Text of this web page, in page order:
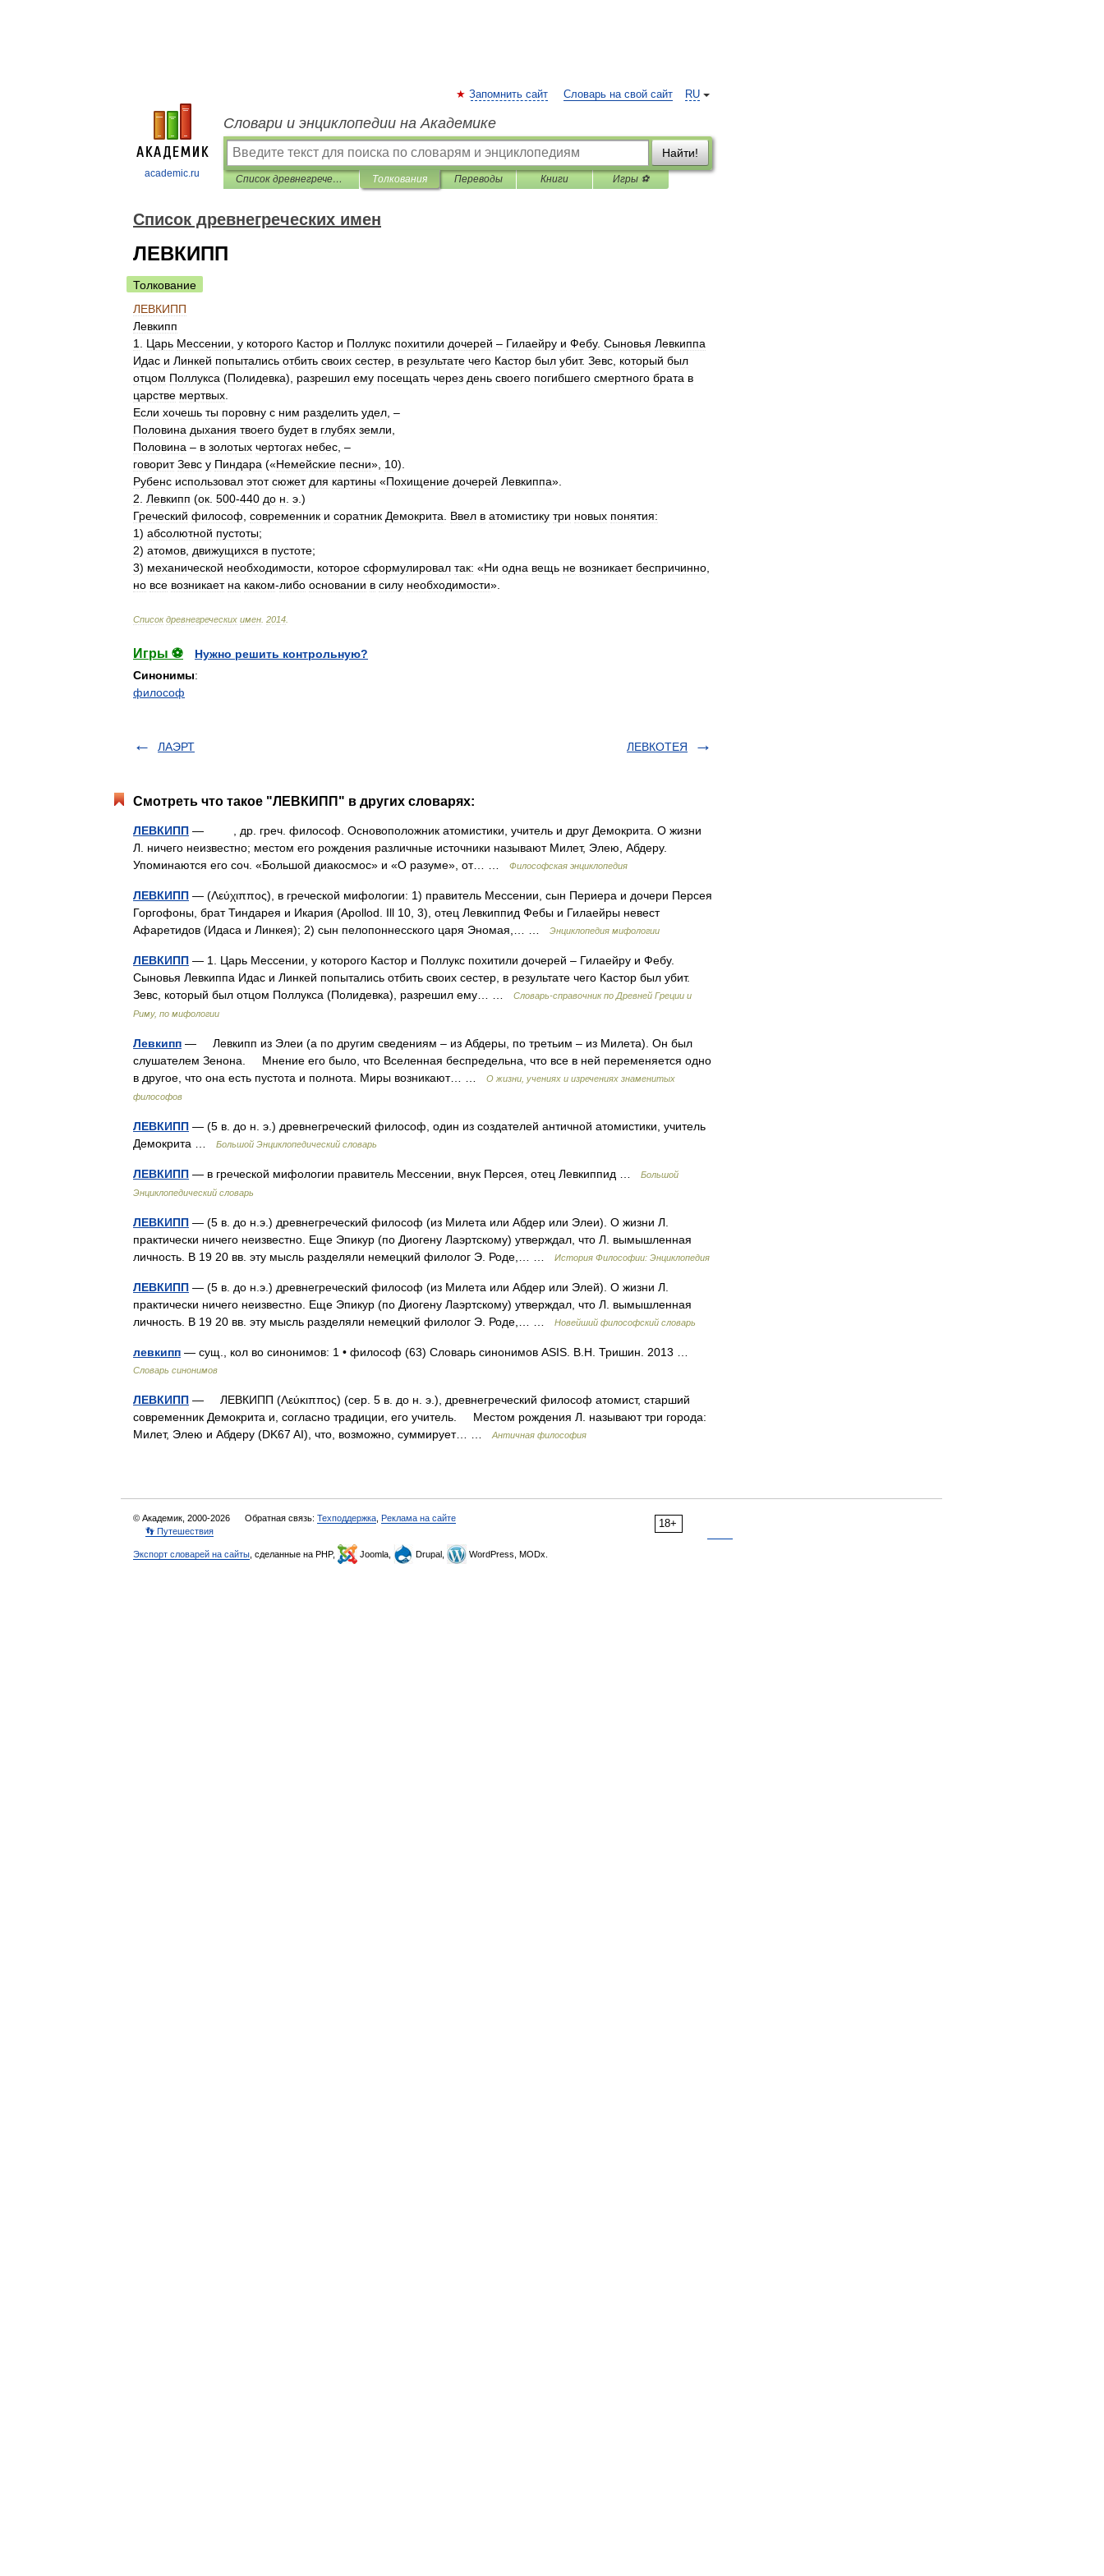
academic.ru
RU
Запомнить сайт Словарь на свой сайт
Словари и энциклопедии на Академике
Найти!
Список древнегреческих имен Толкования Переводы Книги Игры ⚽
Список древнегреческих имен
ЛЕВКИПП
Толкование
ЛЕВКИПП
Левкипп
1
Царь Мессении у которого Кастор и Поллукс похитили дочерей – Гилаейру и Фебу. Сыновья Левкиппа
Идас и Линкей попытались отбить своих сестер в результате чего Кастор был убит. Зевс который был
отцом Поллукса (Полидевка), разрешил ему посещать через день своего погибшего смертного брата в
царстве мертвых
Если хочешь ты поровну с ним разделить удел , –
Половина дыхания твоего будет в глубях земли
Половина – в золотых чертогах небес , –
говорит Зевс у Пиндара («Немейские песни», 10).
Рубенс использовал этот сюжет для картины «Похищение дочерей Левкиппа».
2 Левкипп (ок 500-440 до н э .)
Греческий философ современник и соратник Демокрита Ввел в атомистику три новых понятия:
1) абсолютной пустоты;
2) атомов движущихся в пустоте;
3) механической необходимости которое сформулировал так: «Ни одна вещь не возникает беспричинно
но все возникает на каком-либо основании в силу необходимости».
Список древнегреческих имен 2014
Игры ⚽
Нужно решить контрольную?
Синонимы:
философ
ЛАЭРТ ЛЕВКОТЕЯ
Смотреть что такое "ЛЕВКИПП" в других словарях:
ЛЕВКИПП — , др. греч. философ. Основоположник атомистики, учитель и друг Демокрита. О жизни
Л. ничего неизвестно; местом его рождения различные источники называют Милет, Элею, Абдеру.
Упоминаются его соч. «Большой диакосмос» и «О разуме», от… …
Философская энциклопедия
ЛЕВКИПП — (Λεύχιππος), в греческой мифологии: 1) правитель Мессении, сын Периера и дочери Персея
Горгофоны, брат Тиндарея и Икария (Apollod. Ill 10, 3), отец Левкиппид Фебы и Гилаейры невест
Афаретидов (Идаса и Линкея); 2) сын пелопоннесского царя Эномая,… …
Энциклопедия мифологии
ЛЕВКИПП — 1. Царь Мессении, у которого Кастор и Поллукс похитили дочерей – Гилаейру и Фебу.
Сыновья Левкиппа Идас и Линкей попытались отбить своих сестер, в результате чего Кастор был убит.
Зевс, который был отцом Поллукса (Полидевка), разрешил ему… …
Cловарь-справочник по Древней Греции и
Риму, по мифологии
Левкипп — Левкипп из Элеи (а по другим сведениям – из Абдеры, по третьим – из Милета). Он был
слушателем Зенона. Мнение его было, что Вселенная беспредельна, что все в ней переменяется одно
в другое, что она есть пустота и полнота. Миры возникают… …
О жизни, учениях и изречениях знаменитых
философов
ЛЕВКИПП — (5 в. до н. э.) древнегреческий философ, один из создателей античной атомистики, учитель
Демокрита …
Большой Энциклопедический словарь
ЛЕВКИПП — в греческой мифологии правитель Мессении, внук Персея, отец Левкиппид …
Большой
Энциклопедический словарь
ЛЕВКИПП — (5 в. до н.э.) древнегреческий философ (из Милета или Абдер или Элеи). О жизни Л.
практически ничего неизвестно. Еще Эпикур (по Диогену Лаэртскому) утверждал, что Л. вымышленная
личность. В 19 20 вв. эту мысль разделяли немецкий филолог Э. Роде,… …
История Философии: Энциклопедия
ЛЕВКИПП — (5 в. до н.э.) древнегреческий философ (из Милета или Абдер или Элей). О жизни Л.
практически ничего неизвестно. Еще Эпикур (по Диогену Лаэртскому) утверждал, что Л. вымышленная
личность. В 19 20 вв. эту мысль разделяли немецкий филолог Э. Роде,… …
Новейший философский словарь
левкипп — сущ., кол во синонимов: 1 • философ (63) Словарь синонимов ASIS. В.Н. Тришин. 2013 …
Словарь синонимов
ЛЕВКИПП — ЛЕВКИПП (Λεύκιππος) (сер. 5 в. до н. э.), древнегреческий философ атомист, старший
современник Демокрита и, согласно традиции, его учитель. Местом рождения Л. называют три города:
Милет, Элею и Абдеру (DK67 AI), что, возможно, суммирует… …
Античная философия
18+
© Академик, 2000-2026 Обратная связь: Техподдержка Реклама на сайте
👣 Путешествия
Экспорт словарей на сайты , сделанные на PHP, Joomla, Drupal, WordPress, MODx.